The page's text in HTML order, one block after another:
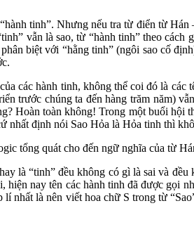
tinh”. Nhưng nếu tra từ điển từ
vẫn là sao, từ “hành tinh” theo
biệt với “hằng tinh” (ngôi sao cố
các hành tinh, không thể coi đó là
trước chúng ta đến hàng trăm năm)
Hoàn toàn không! Trong một buổi hội
định nói Sao Hỏa là Hỏa tinh thì
tổng quát cho đến ngữ nghĩa của từ
là “tinh” đều không có gì là sai và
nay tên các hành tinh đã được gọi
là nên viết hoa chữ S trong từ